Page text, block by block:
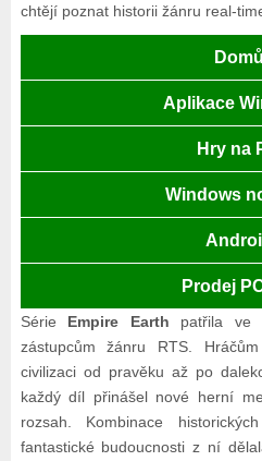
chtějí poznat historii žánru real-
Domů
Aplikace
Hry na
Windows
Prodej
Série Empire Earth patřila ve
zástupcům žánru RTS.
civilizaci od pravěku až po
každý díl přinášel nové herní
rozsah. Kombinace
fantastické budoucnosti z ní